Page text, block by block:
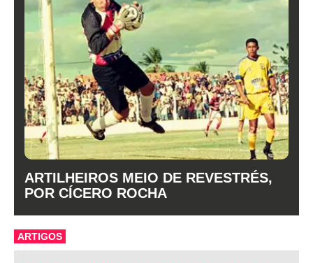
ARTILHEIROS MEIO DE REVESTRÉS,
POR CÍCERO ROCHA
ARTIGOS